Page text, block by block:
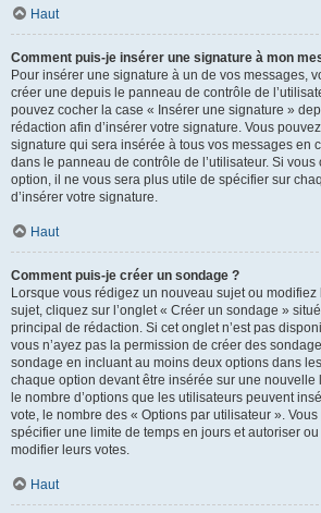
Haut
Comment puis-je insérer une signature à mon
Pour insérer une signature à un de vos messages,
créer une depuis le panneau de contrôle de
pouvez cocher la case « Insérer une signature »
rédaction afin d’insérer votre signature. Vous
signature qui sera insérée à tous vos messages en
dans le panneau de contrôle de l’utilisateur. Si
option, il ne vous sera plus utile de spécifier sur
d’insérer votre signature.
Haut
Comment puis-je créer un sondage ?
Lorsque vous rédigez un nouveau sujet ou modifiez
sujet, cliquez sur l’onglet « Créer un sondage »
principal de rédaction. Si cet onglet n’est pas
vous n’ayez pas la permission de créer des
sondage en incluant au moins deux options dans
chaque option devant être insérée sur une nouvelle
le nombre d’options que les utilisateurs peuvent
vote, le nombre des « Options par utilisateur ».
spécifier une limite de temps en jours et autoriser
modifier leurs votes.
Haut